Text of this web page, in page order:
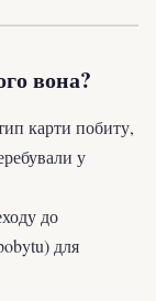
вона?
карти побиту,
у
до
для